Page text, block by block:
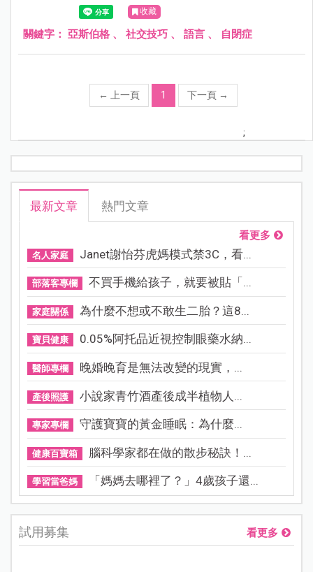
收藏
關鍵字： 亞斯伯格 、 社交技巧 、 語言 、 自閉症
← 上一頁 1 下一頁 →
;
最新文章 熱門文章
看更多
名人家庭 Janet謝怡芬虎媽模式禁3C，看...
部落客專欄 不買手機給孩子，就要被貼「...
家庭關係 為什麼不想或不敢生二胎？這8...
寶貝健康 0.05%阿托品近視控制眼藥水納...
醫師專欄 晚婚晚育是無法改變的現實，...
產後照護 小說家青竹酒產後成半植物人...
專家專欄 守護寶寶的黃金睡眠：為什麼...
健康百寶箱 腦科學家都在做的散步秘訣！...
學習當爸媽 「媽媽去哪裡了？」4歲孩子還...
試用募集 看更多